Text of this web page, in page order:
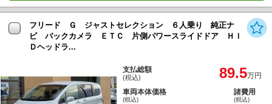
フリード Ｇ ジャストセレクション ６人乗り 純正ナ
ビ バックカメラ ＥＴＣ 片側パワースライドドア ＨＩ
Ｄヘッドラ...
支払総額
(税込) 89.5万円
車両本体価格
(税込)
諸費用
(税込)